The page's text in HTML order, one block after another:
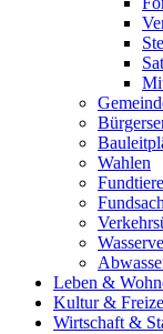
Wahlen
Fundtiere
Leben &
Kultur &
Wirtschaft &